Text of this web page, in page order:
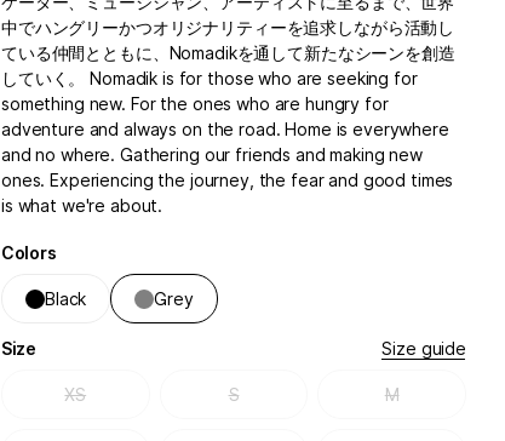
中でハングリーかつオリジナリティーを追求しながら活動し
ている仲間とともに、Nomadikを通して新たなシーンを創造
していく。 Nomadik is for those who are seeking for
something new. For the ones who are hungry for
adventure and always on the road. Home is everywhere
and no where. Gathering our friends and making new
ones. Experiencing the journey, the fear and good times
is what we're about.
Colors
Black Grey
Size Size guide
XS S M